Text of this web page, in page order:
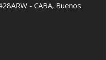
- CABA, Buenos